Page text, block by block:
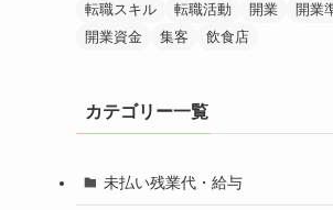
転職スキル
転職活動 開業
開業
開業資金
集客 飲食店
カテゴリー一覧
未払い残業代・給与